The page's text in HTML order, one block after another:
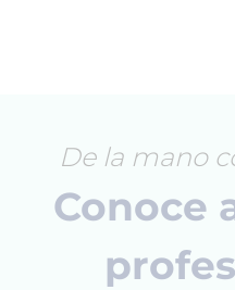
De la mano
Conoce